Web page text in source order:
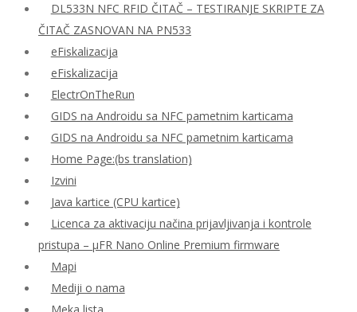
DL533N NFC RFID ČITAČ – TESTIRANJE SKRIPTE ZA
ČITAČ ZASNOVAN NA PN533
eFiskalizacija
eFiskalizacija
ElectrOnTheRun
GIDS na Androidu sa NFC pametnim karticama
GIDS na Androidu sa NFC pametnim karticama
Home Page:(bs translation)
Izvini
Java kartice (CPU kartice)
Licenca za aktivaciju načina prijavljivanja i kontrole
pristupa – μFR Nano Online Premium firmware
Mapi
Mediji o nama